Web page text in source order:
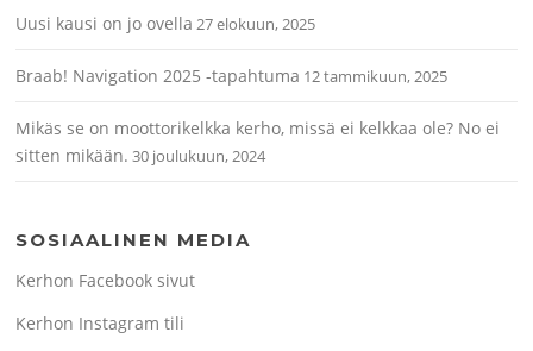
Uusi kausi on jo ovella 27 elokuun, 2025
Braab! Navigation 2025 -tapahtuma 12 tammikuun, 2025
Mikäs se on moottorikelkka kerho, missä ei kelkkaa ole? No ei
sitten mikään. 30 joulukuun, 2024
SOSIAALINEN MEDIA
Kerhon Facebook sivut
Kerhon Instagram tili